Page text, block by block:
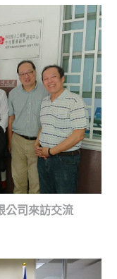
公司來訪交流